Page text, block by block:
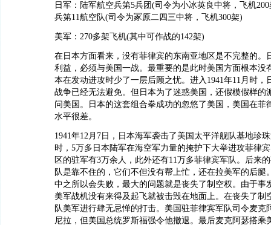
日军：陆军航空兵第5兵团(司令为小冰英良中将，飞机
兵第11航空队(司令为冢原二四三中将，飞机300架)
美军：270多架飞机(其中可作战的142架)
在日本方面看来，没有菲律宾的东南亚地区是不完整的。
利益，必须与美国一战。最重要的是此时美国方面根本没
本在发动进攻时少了一层后顾之忧。进入1941年11月时，
战争已经无法避免。但日本为了迷惑美国，还假模假样的
问美国。日本的这套组合拳成功的忽悠了美国，美国在菲
水平很差。
1941年12月7日，日本海军袭击了美国太平洋舰队基地珍
时，5万多日本陆军在海空军力量的掩护下大举进攻菲律
区的驻军有3万余人，此外还有11万多菲律宾军队。后来
队是靠不住的，它们不但没有帮上忙，还在拉美军的后腿
中之所以会失败，最大的问题就是丧失了制空权。由于事
美军战机没有来得及起飞就被击毁在地面上。在丧失了制
队美军进行肆无忌惮的打击。美国驻菲律宾军队司令麦克
尼拉，但美国总统罗斯福强令他撤退。最后麦克阿瑟搭乘